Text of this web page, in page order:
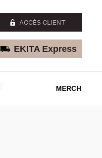
ACCÈS CLIENT
EKITA Express
MERCH